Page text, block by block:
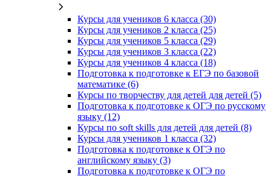
Курсы для учеников 6 класса (30)
Курсы для учеников 2 класса (25)
Курсы для учеников 5 класса (29)
Курсы для учеников 3 класса (22)
Курсы для учеников 4 класса (18)
Подготовка к подготовке к ЕГЭ по базовой
математике (6)
Курсы по творчеству для детей для детей (5)
Подготовка к подготовке к ОГЭ по русскому
языку (12)
Курсы по soft skills для детей для детей (8)
Курсы для учеников 1 класса (32)
Подготовка к подготовке к ОГЭ по
английскому языку (3)
Подготовка к подготовке к ОГЭ по